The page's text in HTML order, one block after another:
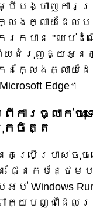
ម្បីបង្ហាញការព្
ែងក្លាយដែលប
កបាន "ឈប់ដំណ
យជំរុញឱ្យអ្នក
េនក្លែងក្លាយ
Edge។
ារ​ធ្លាក់​ចុះ​ទ
ក​ចិត្ត
ប្រើប្រាស់ចុច
ផ្នែកបន្ថែមប
ប់ Windows
ក្យបញ្ជាដែលត្